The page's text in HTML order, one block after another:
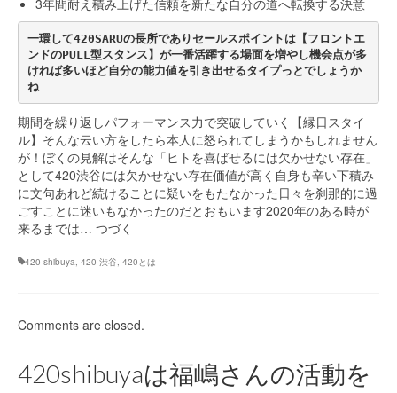
3年間耐え積み上げた信頼を新たな自分の道へ転換する決意
一環して420SARUの長所でありセールスポイントは【フロントエ
ンドのPULL型スタンス】が一番活躍する場面を増やし機会点が多
ければ多いほど自分の能力値を引き出せるタイプっとでしょうか
ね
期間を繰り返しパフォーマンス力で突破していく【縁日スタイ
ル】そんな云い方をしたら本人に怒られてしまうかもしれません
が！ぼくの見解はそんな「ヒトを喜ばせるには欠かせない存在」
として420渋谷には欠かせない存在価値が高く自身も辛い下積み
に文句あれど続けることに疑いをもたなかった日々を刹那的に過
ごすことに迷いもなかったのだとおもいます2020年のある時が
来るまでは… つづく
420 shibuya, 420 渋谷, 420とは
Comments are closed.
420shibuyaは福嶋さんの活動を